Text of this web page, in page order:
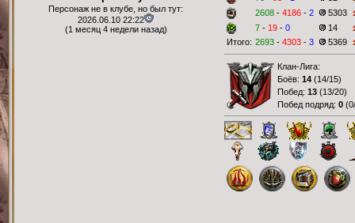
Персонаж не в клубе, но был тут:
2026.06.10 22:22
(1 месяц 4 недели назад)
2608 - 4186 - 2
5303
7 - 19 - 0
14
Итого: 2693 - 4303 - 3 5369
Клан-Лига:
Боёв: 14 (14/15)
Побед: 13 (13/20)
Побед подряд: 0 (